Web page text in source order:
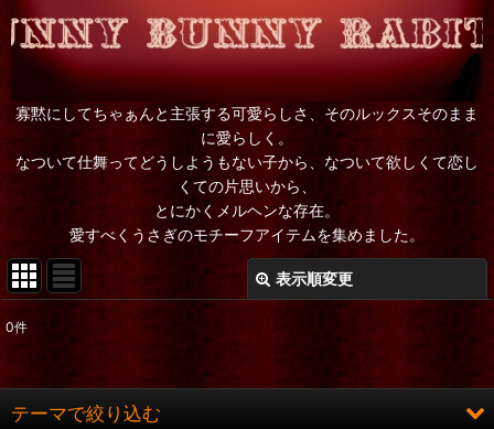
寡黙にしてちゃぁんと主張する可愛らしさ、そのルックスそのまま
に愛らしく。
なついて仕舞ってどうしようもない子から、なついて欲しくて恋し
くての片思いから、
とにかくメルヘンな存在。
愛すべくうさぎのモチーフアイテムを集めました。
表示順変更
:
在庫あり
0件
テーマで絞り込む